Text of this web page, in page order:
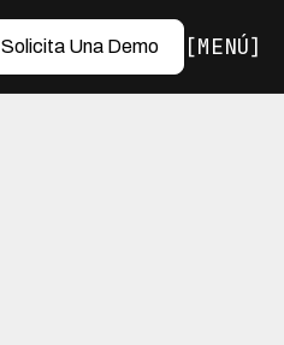
Solicita Una Demo MENÚ